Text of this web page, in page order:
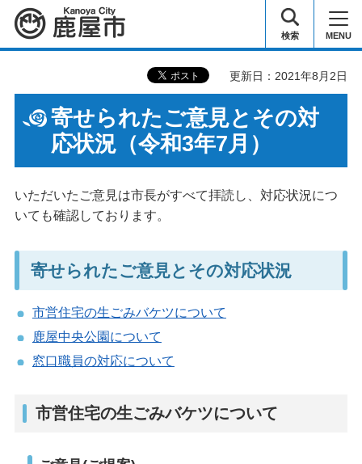
鹿屋市 検索 MENU
更新日：2021年8月2日
寄せられたご意見とその対
応状況（令和3年7月）
いただいたご意見は市長がすべて拝読し、対応状況につ
いても確認しております。
寄せられたご意見とその対応状況
市営住宅の生ごみバケツについて
鹿屋中央公園について
窓口職員の対応について
市営住宅の生ごみバケツについて